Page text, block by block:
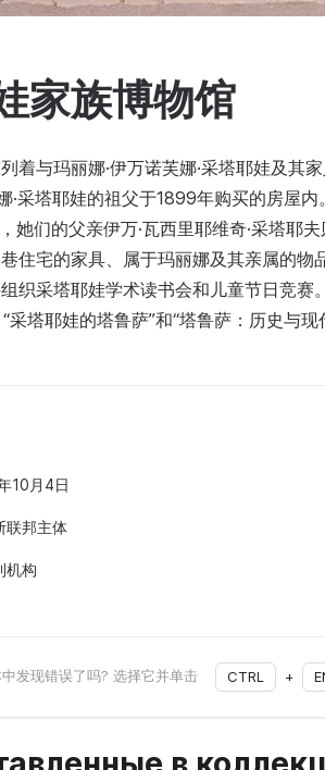
家族博物馆
着与玛丽娜·伊万诺芙娜·采塔耶娃及其
采塔耶娃的祖父于1899年购买的房屋
她们的父亲伊万·瓦西里耶维奇·采塔耶
住宅的家具、属于玛丽娜及其亲属的物
织采塔耶娃学术读书会和儿童节日竞赛
塔耶娃的塔鲁萨”和“塔鲁萨：历史与现
10月4日
联邦主体
机构
发现错误了吗? 选择它并单击 CTRL +